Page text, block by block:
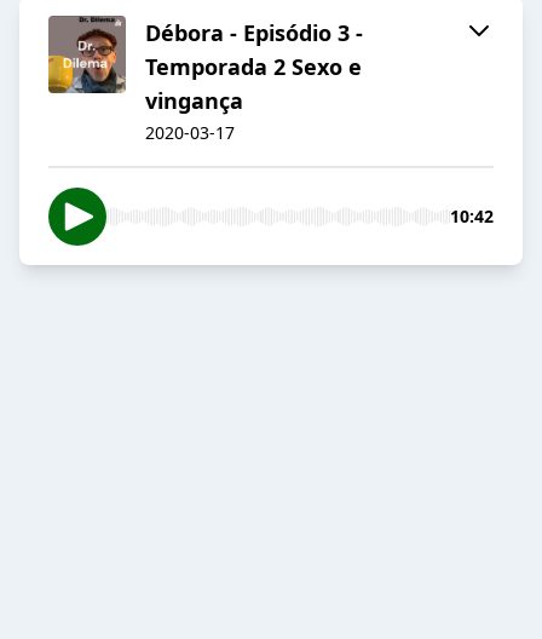
Débora - Episódio 3 -
Temporada 2 Sexo e
vingança
2020-03-17
10:42